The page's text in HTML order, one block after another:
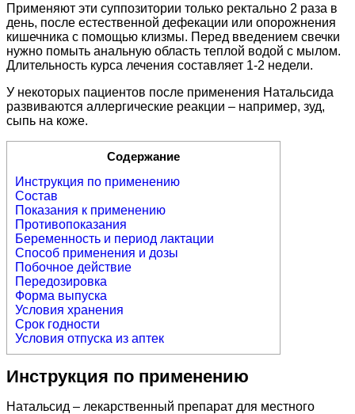
Применяют эти суппозитории только ректально 2 раза в
день, после естественной дефекации или опорожнения
кишечника с помощью клизмы. Перед введением свечки
нужно помыть анальную область теплой водой с мылом.
Длительность курса лечения составляет 1-2 недели.
У некоторых пациентов после применения Натальсида
развиваются аллергические реакции – например, зуд,
сыпь на коже.
Содержание
Инструкция по применению
Состав
Показания к применению
Противопоказания
Беременность и период лактации
Способ применения и дозы
Побочное действие
Передозировка
Форма выпуска
Условия хранения
Срок годности
Условия отпуска из аптек
Инструкция по применению
Натальсид – лекарственный препарат для местного